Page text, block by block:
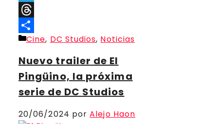
Telegram
Threads
Compartir
Categorías
Cine, DC Studios, Noticias
Nuevo trailer de El
Pingüino, la próxima
serie de DC Studios
20/06/2024 porAlejo Haon